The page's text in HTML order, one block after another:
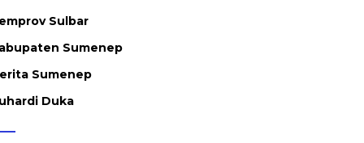
Sulbar
Sumenep
Sumenep
Duka